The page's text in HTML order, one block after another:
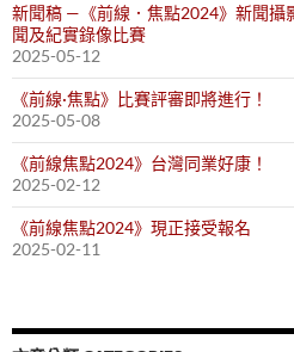
新聞稿 —《前線．焦點2024》新聞攝
聞及紀實錄像比賽
2025-05-12
《前線·焦點》比賽評審即將進行！
2025-05-08
《前線焦點2024》台灣同業好康！
2025-02-12
《前線焦點2024》現正接受報名
2025-02-11